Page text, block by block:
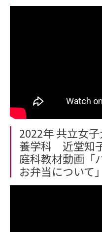
2022年 共立女
養学科 近堂知
庭科教材動画「
お弁当について」